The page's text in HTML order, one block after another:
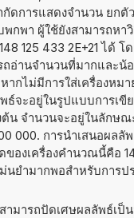
ดการแสดงจำนวน ยกตัว
กพา ผู้ใช้ยังสามารถหา
125 433 2E+21 ได้ โ
ถอ่านจำนวนที่มากและน้
ากไม่มีการใส่เครื่องหม
ธ์จะอยู่ในรูปแบบการเขี
ต้น จำนวนจะอยู่ในลักษณ
000. การนำเสนอผลลั
ของเครื่องคำนวณนี้คือ
นยำมากพอสำหรับการป
ามารถปัดเศษผลลัพธ์เป็